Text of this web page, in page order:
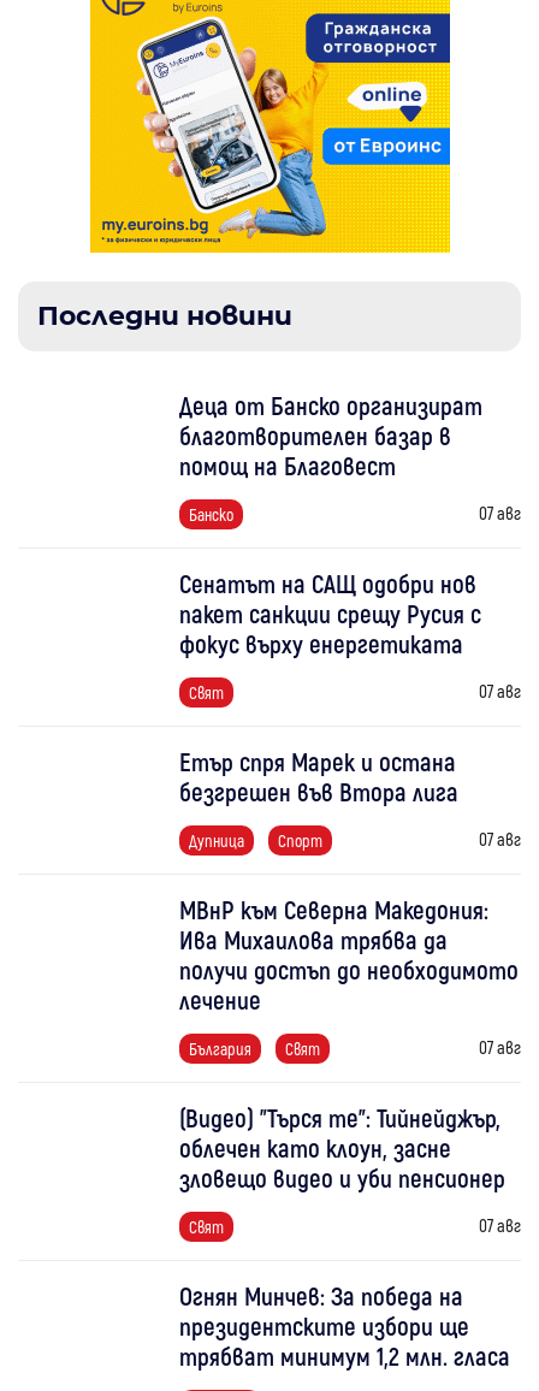
Последни новини
Деца от Банско организират
благотворителен базар в
помощ на Благовест
Банско 07 авг
Сенатът на САЩ одобри нов
пакет санкции срещу Русия с
фокус върху енергетиката
Свят 07 авг
Етър спря Марек и остана
безгрешен във Втора лига
Дупница Спорт 07 авг
МВнР към Северна Македония:
Ива Михаилова трябва да
получи достъп до необходимото
лечение
България Свят 07 авг
(Видео) "Търся те": Тийнейджър,
облечен като клоун, засне
зловещо видео и уби пенсионер
Свят 07 авг
Огнян Минчев: За победа на
президентските избори ще
трябват минимум 1,2 млн. гласа